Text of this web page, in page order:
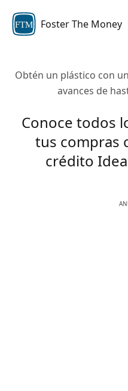
FTM Foster The Money
Obtén un plástico con
avances de
Conoce todos
tus compras
crédito